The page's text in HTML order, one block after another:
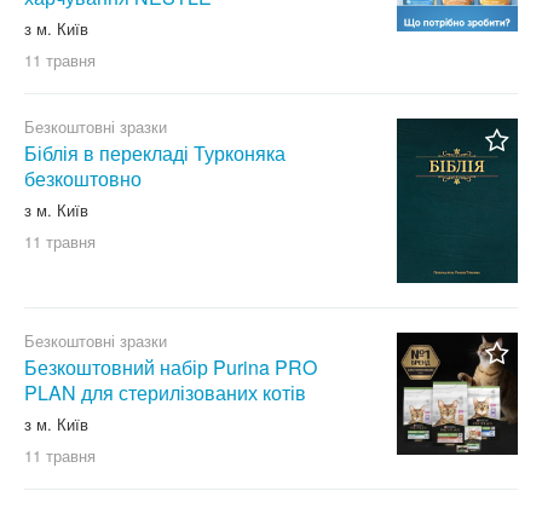
з м. Київ
11 травня
Безкоштовні зразки
Біблія в перекладі Турконяка
безкоштовно
з м. Київ
11 травня
Безкоштовні зразки
Безкоштовний набір Purina PRO
PLAN для стерилізованих котів
з м. Київ
11 травня